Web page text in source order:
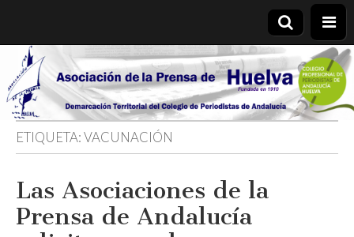
Asociación
de la
Prensa de
Huelva
ETIQUETA:VACUNACIÓN
Las Asociaciones de la
Prensa de Andalucía